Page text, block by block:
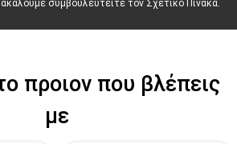
Πολυτεχνείου
συμβουλευτείτε τον Σχετικό Πίνακα.
προιον που βλέπεις
με